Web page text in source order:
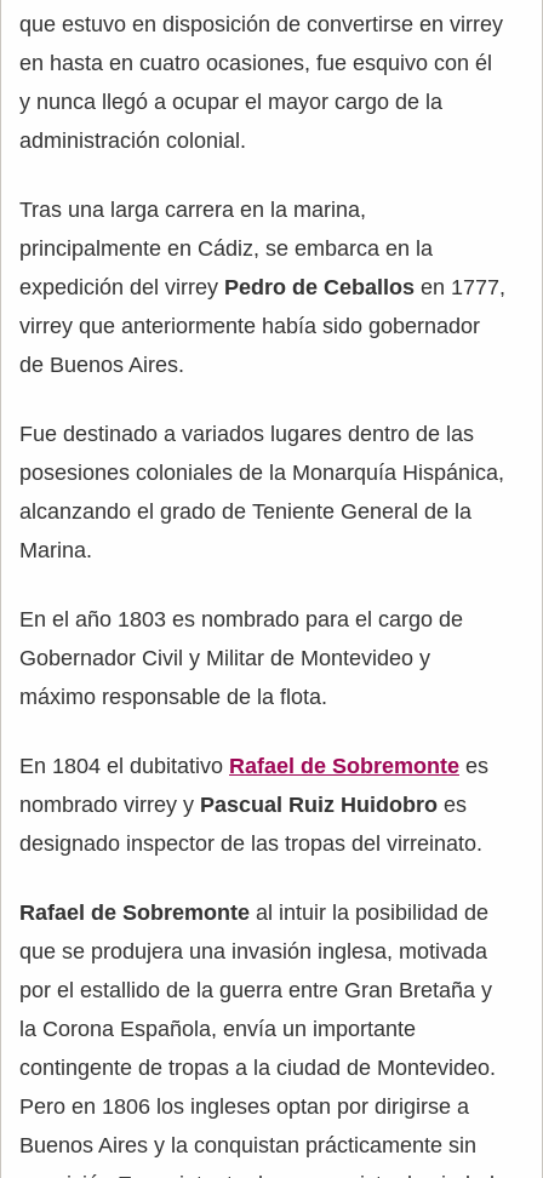
que estuvo en disposición de convertirse en virrey
en hasta en cuatro ocasiones, fue esquivo con él
y nunca llegó a ocupar el mayor cargo de la
administración colonial.
Tras una larga carrera en la marina,
principalmente en Cádiz, se embarca en la
expedición del virrey Pedro de Ceballos en 1777,
virrey que anteriormente había sido gobernador
de Buenos Aires.
Fue destinado a variados lugares dentro de las
posesiones coloniales de la Monarquía Hispánica,
alcanzando el grado de Teniente General de la
Marina.
En el año 1803 es nombrado para el cargo de
Gobernador Civil y Militar de Montevideo y
máximo responsable de la flota.
En 1804 el dubitativo Rafael de Sobremonte es
nombrado virrey y Pascual Ruiz Huidobro es
designado inspector de las tropas del virreinato.
Rafael de Sobremonte al intuir la posibilidad de
que se produjera una invasión inglesa, motivada
por el estallido de la guerra entre Gran Bretaña y
la Corona Española, envía un importante
contingente de tropas a la ciudad de Montevideo.
Pero en 1806 los ingleses optan por dirigirse a
Buenos Aires y la conquistan prácticamente sin